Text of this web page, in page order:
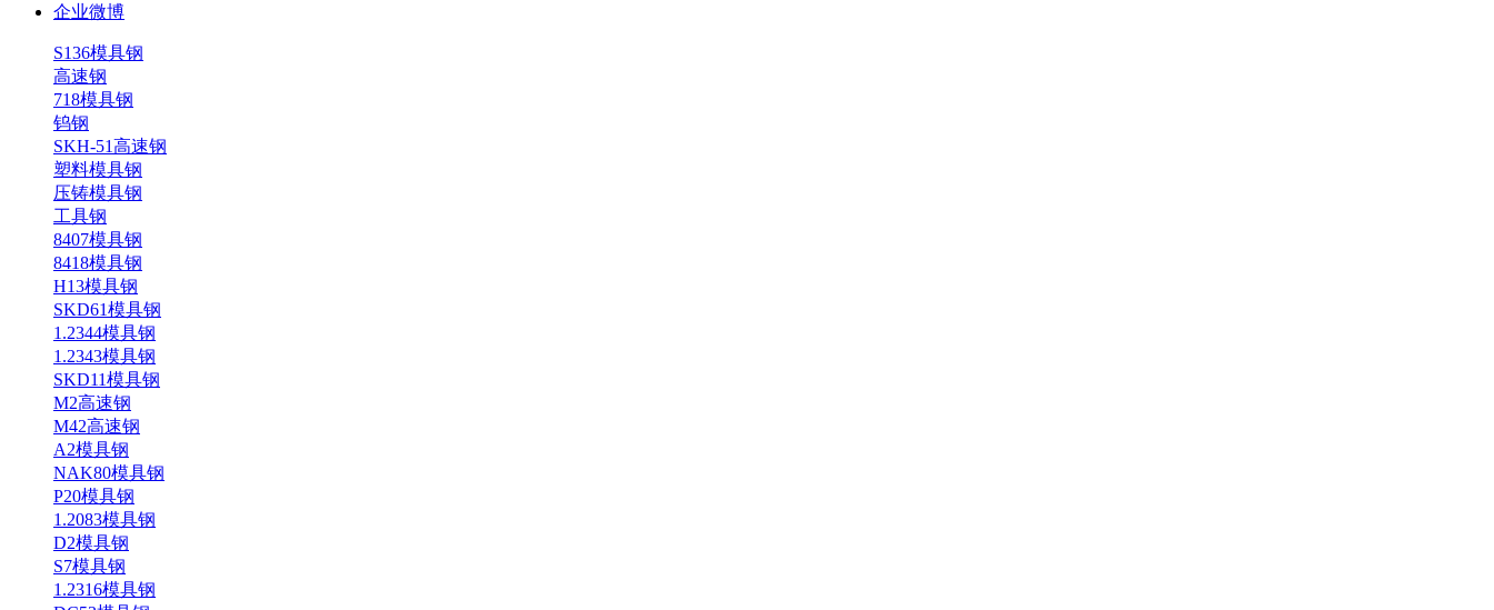
企业微博
S136模具钢
高速钢
718模具钢
钨钢
SKH-51高速钢
塑料模具钢
压铸模具钢
工具钢
8407模具钢
8418模具钢
H13模具钢
SKD61模具钢
1.2344模具钢
1.2343模具钢
SKD11模具钢
M2高速钢
M42高速钢
A2模具钢
NAK80模具钢
P20模具钢
1.2083模具钢
D2模具钢
S7模具钢
1.2316模具钢